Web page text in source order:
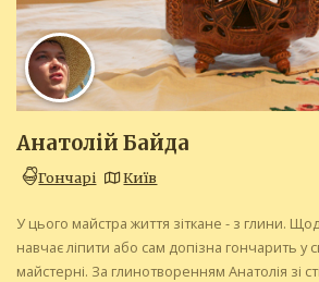
Анатолій Байда
Гончарі Київ
У цього майстра життя зіткане - з глини.
навчає ліпити або сам допізна гончарить у
майстерні. За глинотворенням Анатолія зі